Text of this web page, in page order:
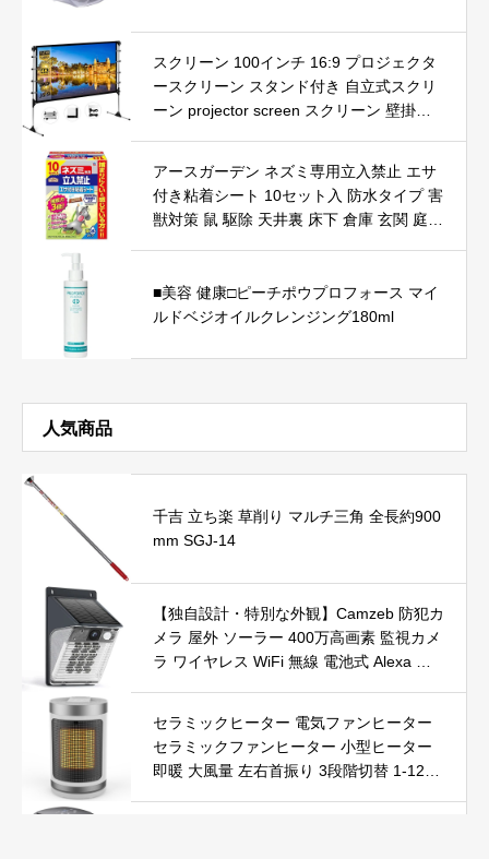
スクリーン 100インチ 16:9 プロジェクタ
ースクリーン スタンド付き 自立式スクリ
ーン projector screen スクリーン 壁掛け
00インチ)
アースガーデン ネズミ専用立入禁止 エサ
付き粘着シート 10セット入 防水タイプ 害
獣対策 鼠 駆除 天井裏 床下 倉庫 玄関 庭
■美容 健康□ピーチポウプロフォース マイ
ルドベジオイルクレンジング180ml
人気商品
千吉 立ち楽 草削り マルチ三角 全長約900
mm SGJ-14
【独自設計・特別な外観】Camzeb 防犯カ
メラ 屋外 ソーラー 400万高画素 監視カメ
ラ ワイヤレス WiFi 無線 電池式 Alexa 赤
録画 IP66防水 遠隔操作
セラミックヒーター 電気ファンヒーター
セラミックファンヒーター 小型ヒーター
即暖 大風量 左右首振り 3段階切替 1-12時